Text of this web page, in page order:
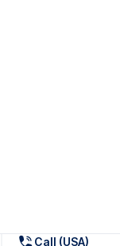
Call (USA)